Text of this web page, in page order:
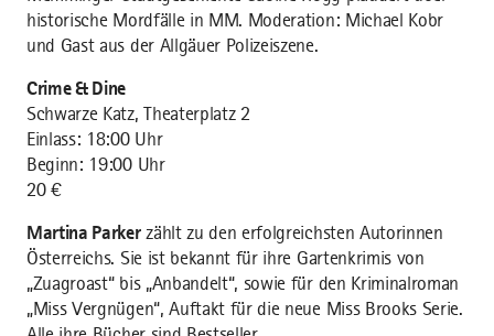
historische Mordfälle in MM. Moderation: Michael Kobr
und Gast aus der Allgäuer Polizeiszene.
Crime & Dine
Schwarze Katz, Theaterplatz 2
Einlass: 18:00 Uhr
Beginn: 19:00 Uhr
20 €
Martina Parkerzählt zu den erfolgreichsten Autorinnen
Österreichs. Sie ist bekannt für ihre Gartenkrimis von
„Zuagroast“ bis „Anbandelt“, sowie für den Kriminalroman
„Miss Vergnügen“, Auftakt für die neue Miss Brooks Serie.